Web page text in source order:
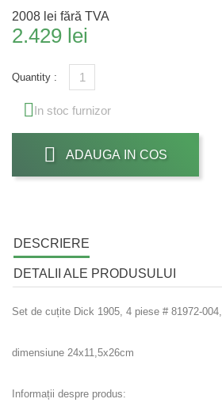
2008 lei fără TVA
2.429 lei
Quantity :
 In stoc furnizor
ADAUGA IN COS
DESCRIERE
DETALII ALE PRODUSULUI
Set de cuțite Dick 1905, 4 piese # 81972-004,
dimensiune 24x11,5x26cm
Informații despre produs: